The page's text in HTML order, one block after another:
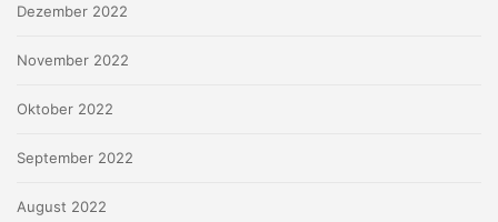
Dezember 2022
November 2022
Oktober 2022
September 2022
August 2022